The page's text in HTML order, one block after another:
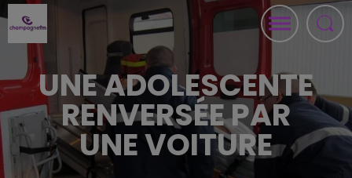
UNE ADOLESCENTE
RENVERSÉE PAR
UNE VOITURE